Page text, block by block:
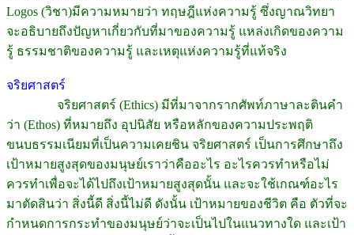
Logos (วิชา)มีความหมายว่า ทฤษฎีแห่งความรู้ ซึ่งญาณวิทยา
จะอธิบายถึงปัญหาเกี่ยวกับที่มาของความรู้ แหล่งเกิดของความ
รู้ ธรรมชาติของความรู้ และเหตุแห่งความรู้ที่แท้จริง
จริยศาสตร์
จริยศาสตร์ (Ethics) มีที่มาจากรากศัพท์ภาษาละตินคำ
ว่า (Ethos) ที่หมายถึง อุปนิสัย หรือหลักของความประพฤติ
ขนบธรรมเนียมที่เป็นความเคยชิน จริยศาสตร์ เป็นการศึกษาถึง
เป้าหมายสูงสุดของมนุษย์เราว่าคืออะไร อะไรควรทำหรือไม่
ควรทำเพื่อจะได้ไปถึงเป้าหมายสูงสุดนั้น และจะใช้เกณฑ์อะไร
มาตัดสินว่า สิ่งนี้ดี สิ่งนี้ไม่ดี ดังนั้น เป้าหมายของชีวิต คือ ตัวที่จะ
กำหนดการกระทำของมนุษย์ว่าจะเป็นไปในแนวทางใด และเป้า